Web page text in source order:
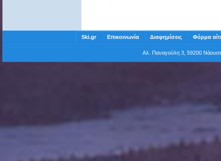
Ski.gr Επικοινωνία Διαφημίσεις Φόρμα
Αλ. Παναγούλη 3, 59200